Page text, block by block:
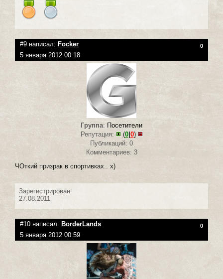
#9 написал: Focker 0
5 января 2012 00:18
Группа: Посетители
Репутация:
(0| 0)
Публикаций: 0
Комментариев: 3
ЧОткий призрак в спортивках.. х)
Зарегистрирован:
27.08.2011
#10 написал: BorderLands 0
5 января 2012 00:59